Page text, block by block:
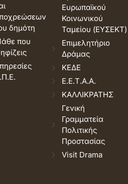
δημότη
που
Ευρωπαϊκού
Κοινωνικού
Ταμείου (ΕΥΣΕΚΤ)
Επιμελητήριο
Δράμας
ΚΕΔΕ
Ε.Ε.Τ.Α.Α.
ΚΑΛΛΙΚΡΑΤΗΣ
Γενική
Γραμματεία
Πολιτικής
Προστασίας
Visit Drama